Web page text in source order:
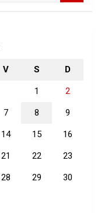
V S D
1 2
7 8 9
14 15 16
21 22 23
28 29 30